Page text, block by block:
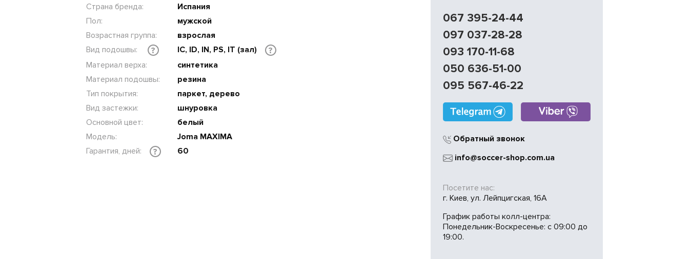
Страна бренда:
Испания
Пол:
мужской
Возрастная группа:
взрослая
Вид подошвы:
? IC, ID, IN, PS, IT (зал)
?
Материал верха:
синтетика
Материал подошвы:
резина
Тип покрытия:
паркет, дерево
Вид застежки:
шнуровка
Основной цвет:
белый
Модель:
Joma MAXIMA
Гарантия, дней:
? 60
067 395-24-44
097 037-28-28
093 170-11-68
050 636-51-00
095 567-46-22
Обратный звонок
info@soccer-shop.com.ua
Посетите нас:
г. Киев, ул. Лейпцигская, 16А
График работы колл-центра:
Понедельник-Воскресенье: с 09:00 до
19:00.